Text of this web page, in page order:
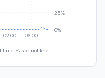
02:00 06:00
0%
25%
linje: % sannolikhet